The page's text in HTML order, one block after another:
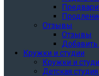
Отзывы
Отзывы
Кружки и студии
Кружки и
Детская